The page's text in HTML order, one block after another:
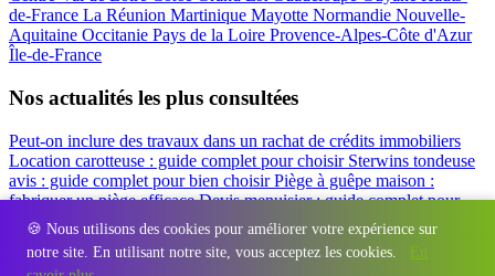
🍪 Nous utilisons des cookies pour améliorer votre expérience sur
notre site. En utilisant notre site, vous acceptez les cookies.
En
de-France La Réunion Martinique Mayotte Normandie Nouvelle-
Aquitaine Occitanie Pays de la Loire Provence-Alpes-Côte d'Azur
Île-de-France
Nos actualités les plus consultées
Peut-on inclure des travaux dans un rachat de crédits immobiliers
Location carotteuse : guide complet pour choisir Sterwins tondeuse
avis : guide complet pour bien choisirPiège à guêpe maison :
fabriquer un piège efficaceDevis menuisier : guide complet pour
obtenir le meilleur prix
Simulation rachat de crédit : regrouper prêt
travaux et crédits
Régions - Départements - Villes - Entreprises - Marques Contact